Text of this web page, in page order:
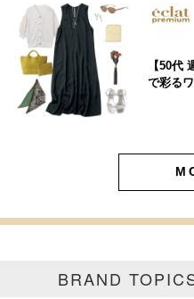
【50代
で彩る
BRAND